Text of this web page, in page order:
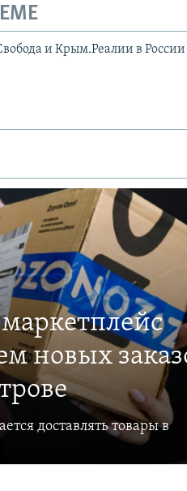
и Крым.Реалии в
новых
доставлять товары в